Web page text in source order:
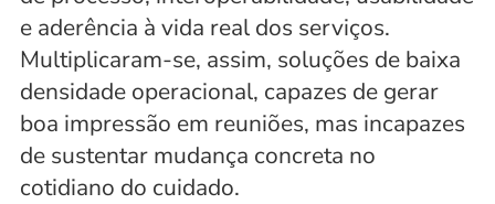
e aderência à vida real dos serviços.
Multiplicaram-se, assim, soluções de baixa
densidade operacional, capazes de gerar
boa impressão em reuniões, mas incapazes
de sustentar mudança concreta no
cotidiano do cuidado.